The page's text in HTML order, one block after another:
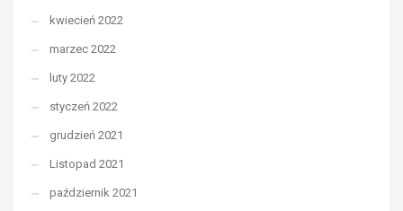
kwiecień 2022
marzec 2022
luty 2022
styczeń 2022
grudzień 2021
Listopad 2021
październik 2021